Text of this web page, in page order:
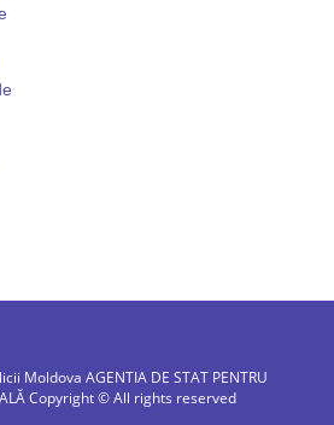
Moldova AGENTIA DE STAT PENTRU
Copyright © All rights reserved